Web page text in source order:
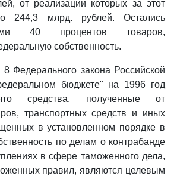
от реализации которых за этот
244,3 млрд. рублей. Остались
40 процентов товаров,
собственность.
Федерального закона Российской
бюджете" на 1996 год
средства, полученные от
транспортных средств и иных
в установленном порядке в
по делам о контрабанде
в сфере таможенного дела,
правил, являются целевым